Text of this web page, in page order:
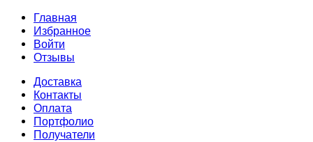
Главная
Избранное
Войти
Отзывы
Доставка
Контакты
Оплата
Портфолио
Получатели